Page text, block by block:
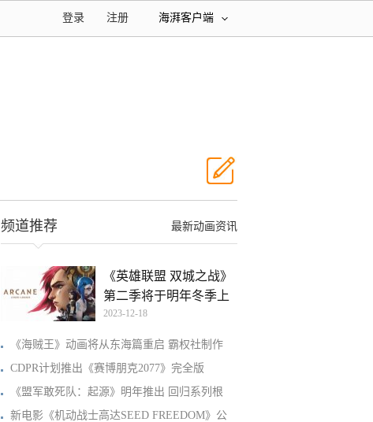
海湃客户端
注册
登录
最新动画资讯
频道推荐
《英雄联盟 双城之战》
第二季将于明年冬季上
2023-12-18
《海贼王》动画将从东海篇重启 霸权社制作
CDPR计划推出《赛博朋克2077》完全版
《盟军敢死队：起源》明年推出 回归系列根
新电影《机动战士高达SEED FREEDOM》公